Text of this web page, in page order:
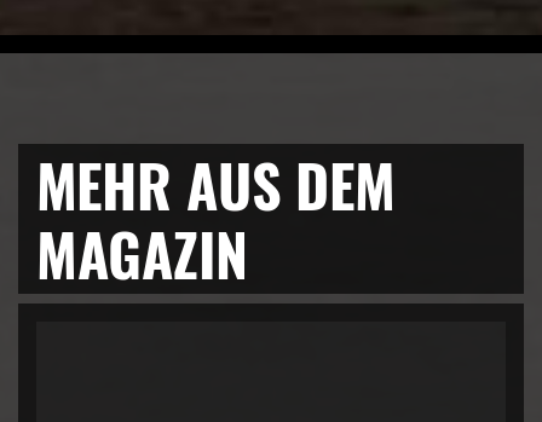
MEHR AUS DEM
MAGAZIN